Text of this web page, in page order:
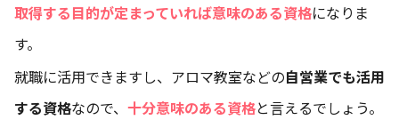
取得する目的が定まっていれば意味のある資格になりま
す。
就職に活用できますし、アロマ教室などの自営業でも活用
する資格なので、 十分意味のある資格と言えるでしょう。